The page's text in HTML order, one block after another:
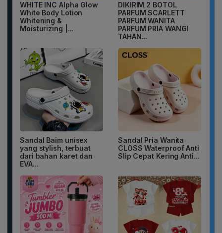
WHITE INC Alpha Glow
White Body Lotion
Whitening &
Moisturizing |...
DIKIRIM 2 BOTOL
PARFUM SCARLETT
PARFUM WANITA
PARFUM PRIA WANGI
TAHAN...
Sandal Baim unisex
yang stylish, terbuat
dari bahan karet dan
EVA...
Sandal Pria Wanita
CLOSS Waterproof Anti
Slip Cepat Kering Anti...